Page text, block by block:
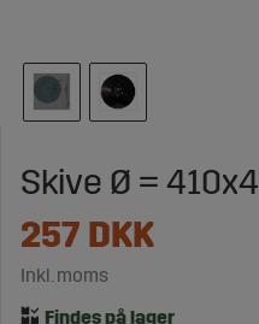
Skive Ø = 410x4
257 DKK
Inkl. moms